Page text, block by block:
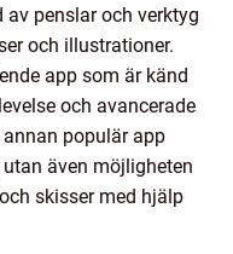
av penslar och verktyg
och illustrationer.
app som är känd
och avancerade
annan populär app
även möjligheten
skisser med hjälp